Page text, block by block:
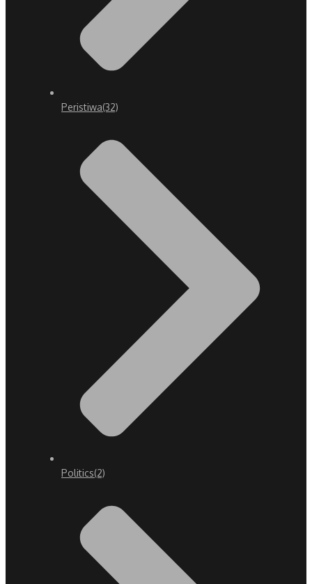
Peristiwa(32)
Politics(2)